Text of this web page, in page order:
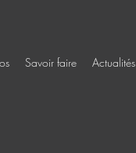
Savoir faire Actualités